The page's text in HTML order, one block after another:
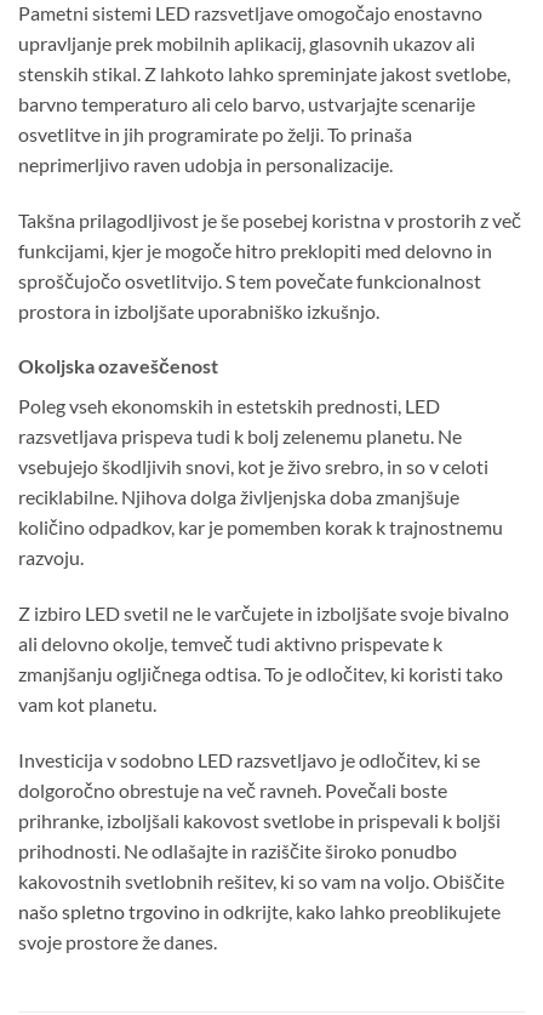
Pametni sistemi LED razsvetljave omogočajo enostavno
upravljanje prek mobilnih aplikacij, glasovnih ukazov ali
stenskih stikal. Z lahkoto lahko spreminjate jakost svetlobe,
barvno temperaturo ali celo barvo, ustvarjajte scenarije
osvetlitve in jih programirate po želji. To prinaša
neprimerljivo raven udobja in personalizacije.
Takšna prilagodljivost je še posebej koristna v prostorih z več
funkcijami, kjer je mogoče hitro preklopiti med delovno in
sproščujočo osvetlitvijo. S tem povečate funkcionalnost
prostora in izboljšate uporabniško izkušnjo.
Okoljska ozaveščenost
Poleg vseh ekonomskih in estetskih prednosti, LED
razsvetljava prispeva tudi k bolj zelenemu planetu. Ne
vsebujejo škodljivih snovi, kot je živo srebro, in so v celoti
reciklabilne. Njihova dolga življenjska doba zmanjšuje
količino odpadkov, kar je pomemben korak k trajnostnemu
razvoju.
Z izbiro LED svetil ne le varčujete in izboljšate svoje bivalno
ali delovno okolje, temveč tudi aktivno prispevate k
zmanjšanju ogljičnega odtisa. To je odločitev, ki koristi tako
vam kot planetu.
Investicija v sodobno LED razsvetljavo je odločitev, ki se
dolgoročno obrestuje na več ravneh. Povečali boste
prihranke, izboljšali kakovost svetlobe in prispevali k boljši
prihodnosti. Ne odlašajte in raziščite široko ponudbo
kakovostnih svetlobnih rešitev, ki so vam na voljo. Obiščite
našo spletno trgovino in odkrijte, kako lahko preoblikujete
svoje prostore že danes.